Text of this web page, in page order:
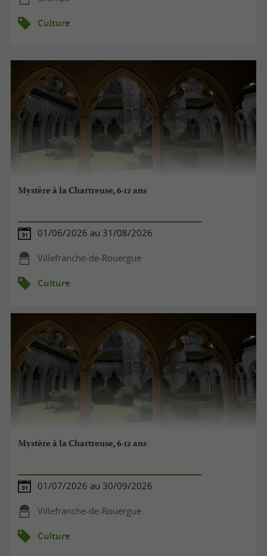
Culture
Mystère à la Chartreuse, 6-12 ans
01/06/2026 au 31/08/2026
Villefranche-de-Rouergue
Culture
Mystère à la Chartreuse, 6-12 ans
01/07/2026 au 30/09/2026
Villefranche-de-Rouergue
Culture